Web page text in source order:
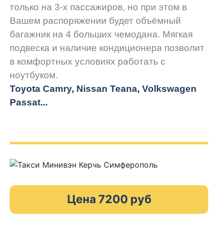
только на 3-х пассажиров, но при этом в
Вашем распоряжении будет объёмный
багажник на 4 больших чемодана. Мягкая
подвеска и наличие кондиционера позволит
в комфортных условиях работать с
ноутбуком.
Toyota Camry, Nissan Teana, Volkswagen
Passat...
Цена 7200 руб